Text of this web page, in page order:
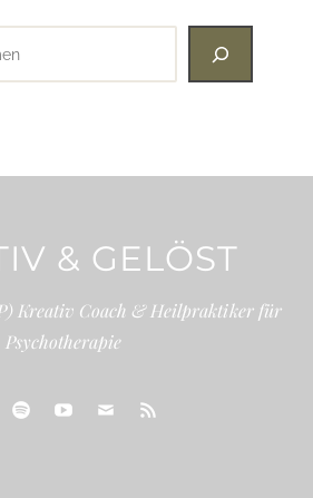
& GELÖST
Kreativ Coach & Heilpraktiker für
Psychotherapie